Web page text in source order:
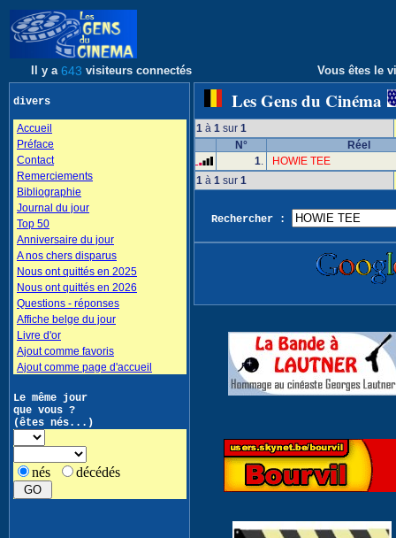
Il y a 643 visiteurs connectés Vous êtes le
divers
Accueil
Préface
Contact
Remerciements
Bibliographie
Journal du jour
Top 50
Anniversaire du jour
A nos chers disparus
Nous ont quittés en 2025
Nous ont quittés en 2026
Questions - réponses
Affiche belge du jour
Livre d'or
Ajout comme favoris
Ajout comme page d'accueil
Le même jour
que vous ?
(êtes nés...)
nés décédés
Les Gens du Cinéma
1 à 1 sur 1
N°
Réel
1.
HOWIE TEE
1 à 1 sur 1
Rechercher :